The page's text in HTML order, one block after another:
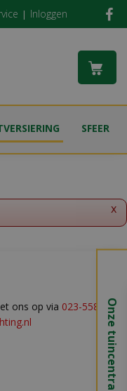
Inloggen
SFEER
x
ons op via 023-5581528
Onze tuincentra